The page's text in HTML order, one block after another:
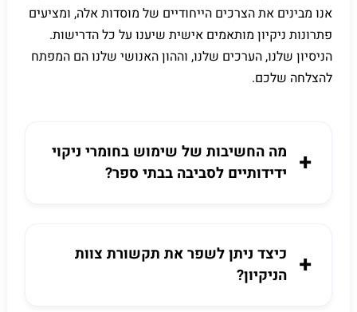
אנו מבינים את הצרכים הייחודיים של מוסדות אלה, ומציעים
פתרונות ניקיון מותאמים אישית שיענו על כל הדרישות.
הניסיון שלנו, הערכים שלנו, וההון האנושי שלנו הם המפתח
להצלחה שלכם.
מה החשיבות של שימוש בחומרי ניקוי
ידידותיים לסביבה בבתי ספר?
כיצד ניתן לשפר את תקשורת צוות
הניקיון?